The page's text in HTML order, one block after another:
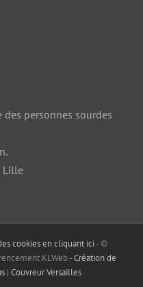
des personnes sourdes
Lille
cookies en cliquant ici- ©
KLWeb -Création de
| Couvreur Versailles